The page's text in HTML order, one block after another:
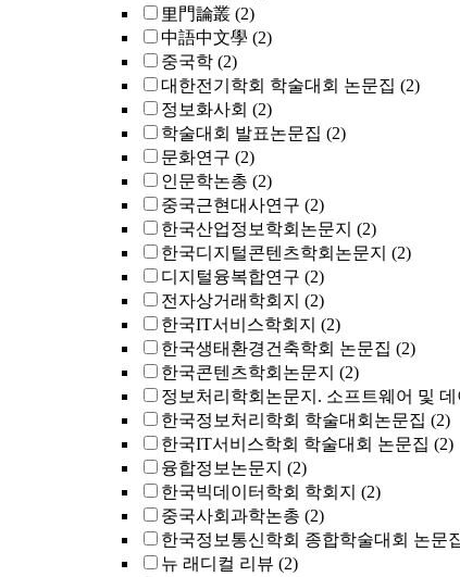
里門論叢 (2)
中語中文學 (2)
중국학 (2)
대한전기학회 학술대회 논문집 (2)
정보화사회 (2)
학술대회 발표논문집 (2)
문화연구 (2)
인문학논총 (2)
중국근현대사연구 (2)
한국산업정보학회논문지 (2)
한국디지털콘텐츠학회논문지 (2)
디지털융복합연구 (2)
전자상거래학회지 (2)
한국IT서비스학회지 (2)
한국생태환경건축학회 논문집 (2)
한국콘텐츠학회논문지 (2)
정보처리학회논문지. 소프트웨어 및
한국정보처리학회 학술대회논문집 (2)
한국IT서비스학회 학술대회 논문집 (2)
융합정보논문지 (2)
한국빅데이터학회 학회지 (2)
중국사회과학논총 (2)
한국정보통신학회 종합학술대회 논문
뉴 래디컬 리뷰 (2)